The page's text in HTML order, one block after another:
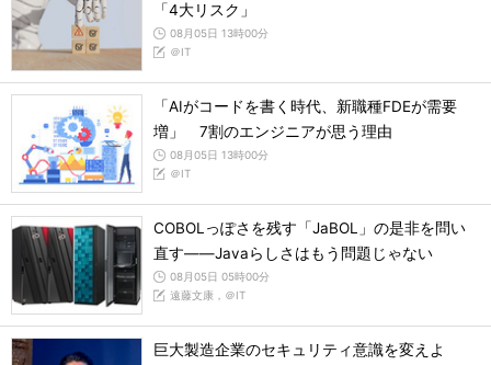
「4大リスク」
08月05日 13時00分
＠IT
「AIがコードを書く時代、新職種FDEが需要
増」 7割のエンジニアが思う理由
08月05日 13時00分
＠IT
COBOLっぽさを残す「JaBOL」の是非を問い
直す――Javaらしさはもう問題じゃない
08月05日 05時00分
遠藤文康，＠IT
巨大製造企業のセキュリティ意識を変えよ